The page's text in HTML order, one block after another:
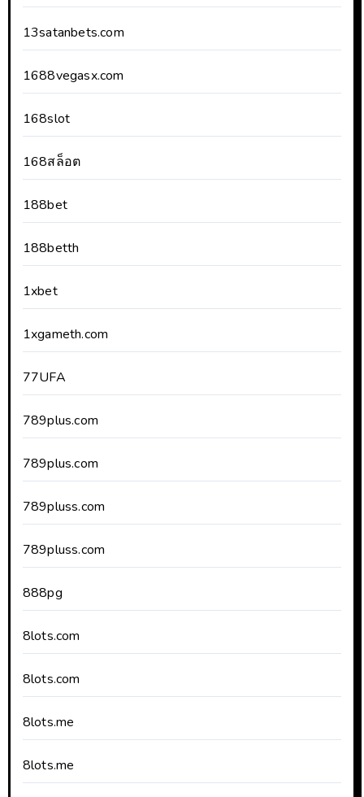
13satanbets.com
1688vegasx.com
168slot
168สล็อต
188bet
188betth
1xbet
1xgameth.com
77UFA
789plus.com
789plus.com
789pluss.com
789pluss.com
888pg
8lots.com
8lots.com
8lots.me
8lots.me